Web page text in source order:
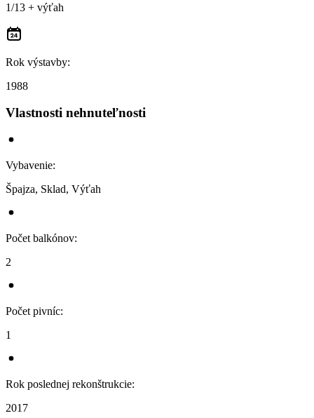
1/13 + výťah
Rok výstavby:
1988
Vlastnosti nehnuteľnosti
Vybavenie:
Špajza, Sklad, Výťah
Počet balkónov:
2
Počet pivníc:
1
Rok poslednej rekonštrukcie:
2017